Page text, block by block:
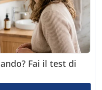
Fai il test di